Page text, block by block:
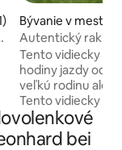
ohodnotenie 4,93
Bývanie v meste
Autentický
Tento vidiecky
hodiny jazdy od
veľkú rodinu
Tento vidiecky
oblasti
obklopený lesom
vonkajšiu sudovú
bei